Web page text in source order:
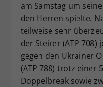
am Samstag um
den Herren spielte.
teilweise sehr
der Steirer (ATP 708)
gegen den Ukrainer
(ATP 788) trotz einer
Doppelbreak sowie